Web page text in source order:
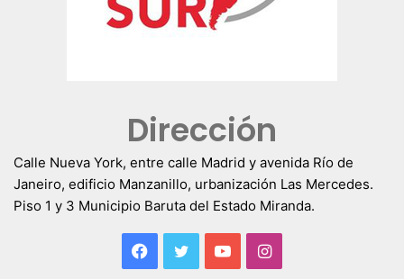
Dirección
Calle Nueva York, entre calle Madrid y avenida Río de
Janeiro, edificio Manzanillo, urbanización Las Mercedes.
Piso 1 y 3 Municipio Baruta del Estado Miranda.
Facebook
TwitterYouTubeInstagram